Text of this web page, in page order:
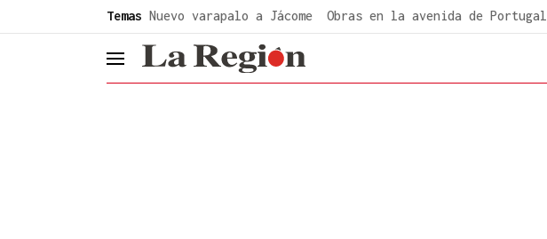
Temas Nuevo varapalo a Jácome Obras en la avenida de Portugal
header.menu.open